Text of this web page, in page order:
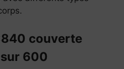
couverte
600